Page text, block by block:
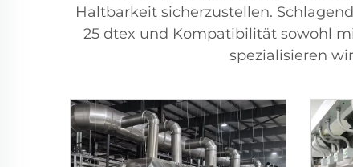
Haltbarkeit sicherzustellen.
25 dtex und Kompatibilität sowohl
spezialisieren